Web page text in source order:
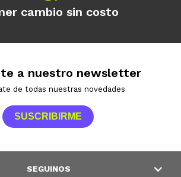
cambio sin costo
a nuestro newsletter
de todas nuestras novedades
SUSCRIBIRME
SEGUINOS